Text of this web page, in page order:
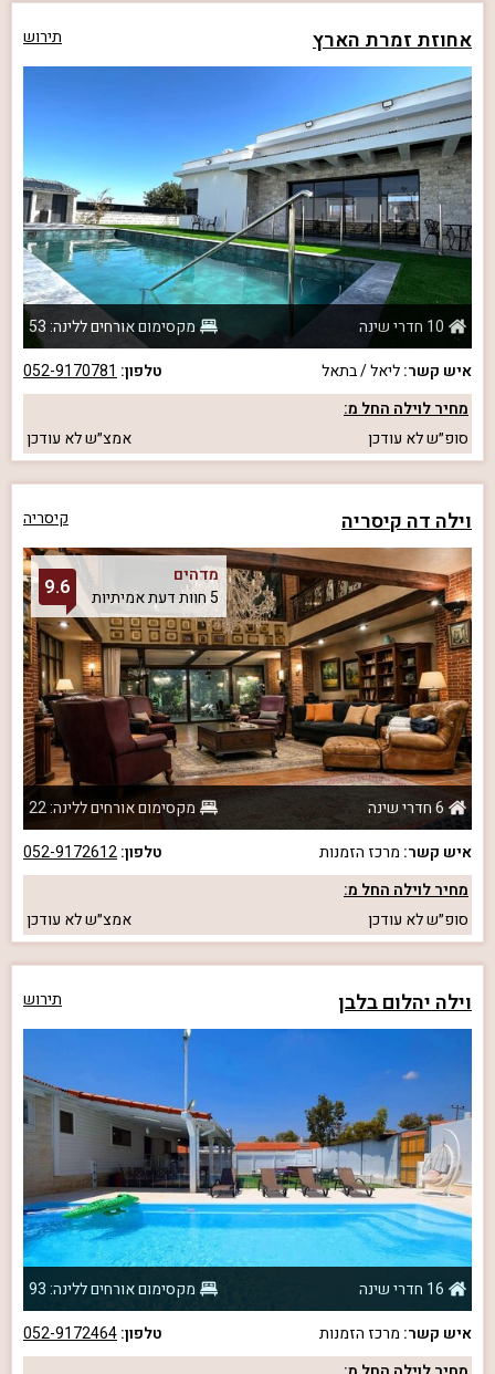
אחוזת זמרת הארץ תירוש
10 חדרי שינה
מקסימום אורחים ללינה: 53
איש קשר:ליאל / בתאל טלפון: 052-9170781
מחיר לוילה החל מ:
סופ״שלא עודכן אמצ״שלא עודכן
וילה דה קיסריה קיסריה
מדהים
5 חוות דעת אמיתיות
9.6
6 חדרי שינה
מקסימום אורחים ללינה: 22
איש קשר: מרכז הזמנות טלפון:052-9172612
מחיר לוילה החל מ:
סופ״שלא עודכן אמצ״שלא עודכן
וילה יהלום בלבן תירוש
16 חדרי שינה
מקסימום אורחים ללינה: 93
איש קשר: מרכז הזמנות טלפון:052-9172464